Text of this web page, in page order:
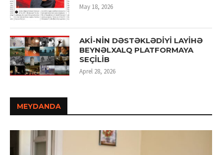
May 18, 2026
AKİ-NİN DƏSTƏKLƏDİYİ LAYİHƏ
BEYNƏLXALQ PLATFORMAYA
SEÇİLİB
Aprel 28, 2026
MEYDANDA